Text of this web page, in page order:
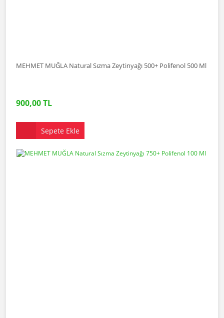
MEHMET MUĞLA Natural Sızma Zeytinyağı 500+ Polifenol 500 Ml
900,00 TL
Sepete Ekle